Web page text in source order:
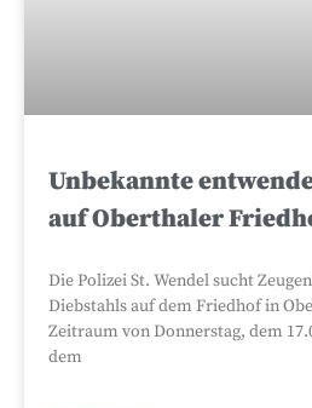
Unbekannte
auf Oberthaler
Die Polizei St. Wendel sucht
Diebstahls auf dem Friedhof in
Zeitraum von Donnerstag, dem
dem